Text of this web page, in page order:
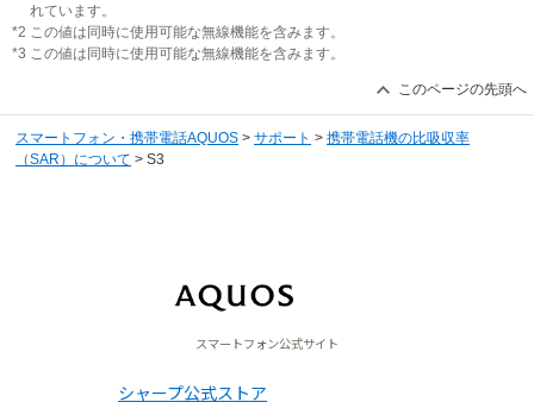
れています。
*2 この値は同時に使用可能な無線機能を含みます。
*3 この値は同時に使用可能な無線機能を含みます。
このページの先頭へ
スマートフォン・携帯電話AQUOS > サポート > 携帯電話機の比吸収率
（SAR）について > S3
スマートフォン公式サイト
シャープ公式ストア